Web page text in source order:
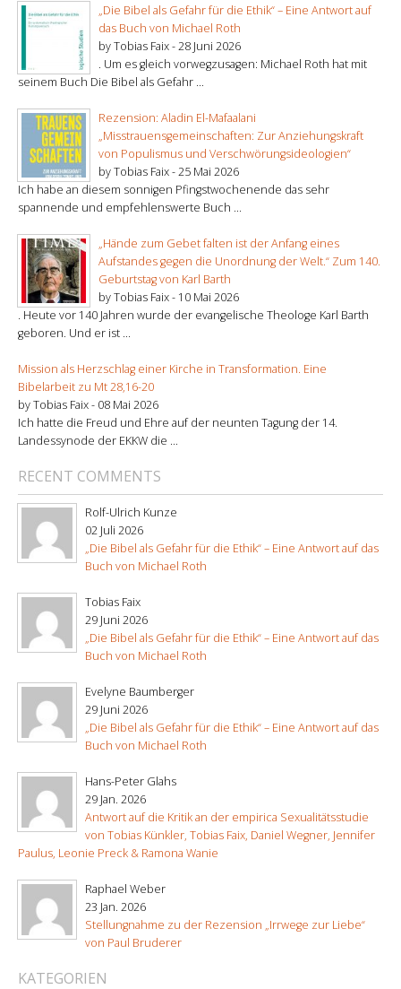
„Die Bibel als Gefahr für die Ethik“ – Eine Antwort auf
das Buch von Michael Roth
by Tobias Faix -28 Juni 2026
. Um es gleich vorwegzusagen: Michael Roth hat mit
seinem Buch Die Bibel als Gefahr ...
Rezension: Aladin El-Mafaalani
„Misstrauensgemeinschaften: Zur Anziehungskraft
von Populismus und Verschwörungsideologien“
by Tobias Faix -25 Mai 2026
Ich habe an diesem sonnigen Pfingstwochenende das sehr
spannende und empfehlenswerte Buch ...
„Hände zum Gebet falten ist der Anfang eines
Aufstandes gegen die Unordnung der Welt.“ Zum 140.
Geburtstag von Karl Barth
by Tobias Faix - 10 Mai 2026
. Heute vor 140 Jahren wurde der evangelische Theologe Karl Barth
geboren. Und er ist ...
Mission als Herzschlag einer Kirche in Transformation. Eine
Bibelarbeit zu Mt 28,16-20
by Tobias Faix - 08 Mai 2026
Ich hatte die Freud und Ehre auf der neunten Tagung der 14.
Landessynode der EKKW die ...
RECENT COMMENTS
Rolf-Ulrich Kunze
02 Juli 2026
„Die Bibel als Gefahr für die Ethik“ – Eine Antwort auf das
Buch von Michael Roth
Tobias Faix
29 Juni 2026
„Die Bibel als Gefahr für die Ethik“ – Eine Antwort auf das
Buch von Michael Roth
Evelyne Baumberger
29 Juni 2026
„Die Bibel als Gefahr für die Ethik“ – Eine Antwort auf das
Buch von Michael Roth
Hans-Peter Glahs
29 Jan. 2026
Antwort auf die Kritik an der empirica Sexualitätsstudie
von Tobias Künkler, Tobias Faix, Daniel Wegner, Jennifer
Paulus, Leonie Preck & Ramona Wanie
Raphael Weber
23 Jan. 2026
Stellungnahme zu der Rezension „Irrwege zur Liebe“
von Paul Bruderer
KATEGORIEN